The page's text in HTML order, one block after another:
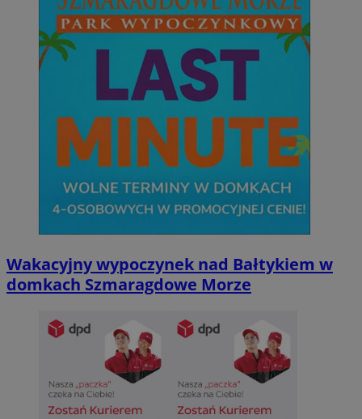
Wakacyjny wypoczynek nad Bałtykiem w
domkach Szmaragdowe Morze